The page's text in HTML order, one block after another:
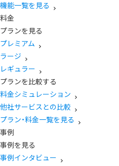
機能一覧を見る
料金
プランを見る
プレミアム
ラージ
レギュラー
プランを比較する
料金シミュレーション
他社サービスとの比較
プラン・料金一覧を見る
事例
事例を見る
事例インタビュー